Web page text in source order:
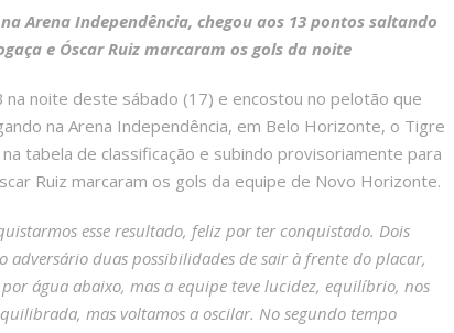
Arena Independência, chegou aos 13 pontos saltando
e Óscar Ruiz marcaram os gols da noite
noite deste sábado (17) e encostou no pelotão que
na Arena Independência, em Belo Horizonte, o Tigre
tabela de classificação e subindo provisoriamente para
Ruiz marcaram os gols da equipe de Novo Horizonte.
esse resultado, feliz por ter conquistado. Dois
duas possibilidades de sair à frente do placar,
água abaixo, mas a equipe teve lucidez, equilíbrio, nos
mas voltamos a oscilar. No segundo tempo